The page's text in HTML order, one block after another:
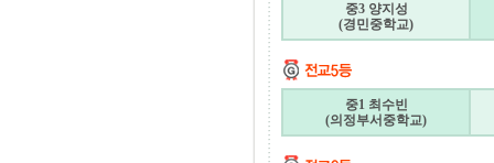
중3 양지성
(경민중학교)
중1 최수빈
(의정부서중학교)